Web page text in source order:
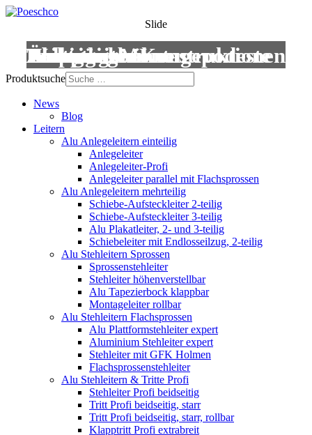
Slide
Leitern
Treppen
Anstiege
Podestleitern
Roll- und Montagepodeste
Wartungsbühnen
Übergänge
Aluminium-Konstruktionen
Produktsuche
News
Blog
Leitern
Alu Anlegeleitern einteilig
Anlegeleiter
Anlegeleiter-Profi
Anlegeleiter parallel mit Flachsprossen
Alu Anlegeleitern mehrteilig
Schiebe-Aufsteckleiter 2-teilig
Schiebe-Aufsteckleiter 3-teilig
Alu Plakatleiter, 2- und 3-teilig
Schiebeleiter mit Endlosseilzug, 2-teilig
Alu Stehleitern Sprossen
Sprossenstehleiter
Stehleiter höhenverstellbar
Alu Tapezierbock klappbar
Montageleiter rollbar
Alu Stehleitern Flachsprossen
Alu Plattformstehleiter expert
Aluminium Stehleiter expert
Stehleiter mit GFK Holmen
Flachsprossenstehleiter
Alu Stehleitern & Tritte Profi
Stehleiter Profi beidseitig
Tritt Profi beidseitig, starr
Tritt Profi beidseitig, starr, rollbar
Klapptritt Profi extrabreit